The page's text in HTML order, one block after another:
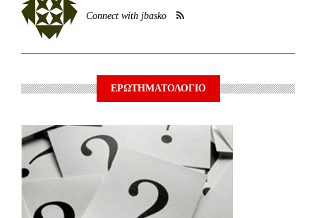
Connect with jbasko
ΕΡΩΤΗΜΑΤΟΛΟΓΙΟ